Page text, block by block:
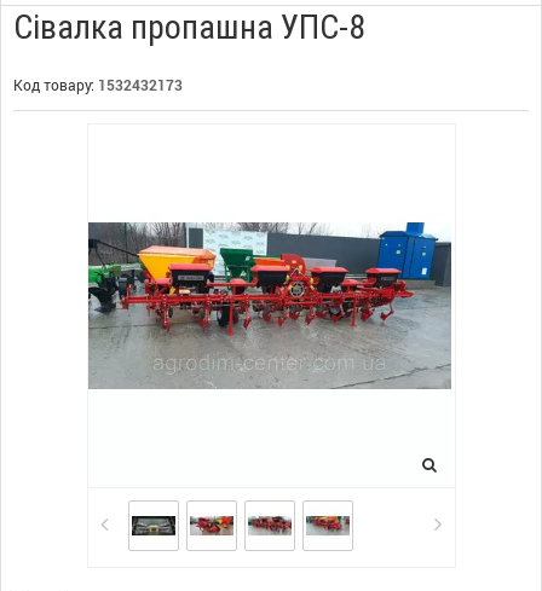
Сівалка пропашна УПС-8
Код товару: 1532432173